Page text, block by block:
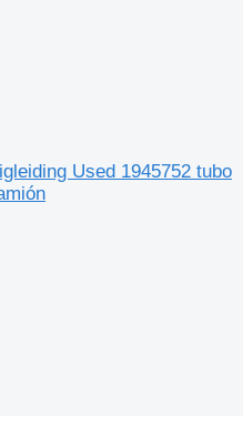
Used 1945752 tubo